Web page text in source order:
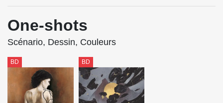
One-shots
Scénario, Dessin, Couleurs
BD BD